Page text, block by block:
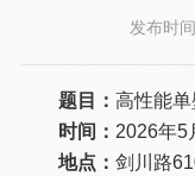
发布时
题目： 高性能
时间： 2026年5
地点： 剑川路